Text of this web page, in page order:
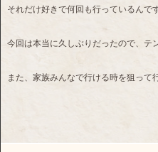
それだけ好きで何回も行っているんです
今回は本当に久しぶりだったので、テ
また、家族みんなで行ける時を狙って